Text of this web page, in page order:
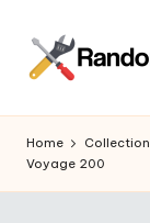
R
a
n
touche
Home Collection
Voyage 200